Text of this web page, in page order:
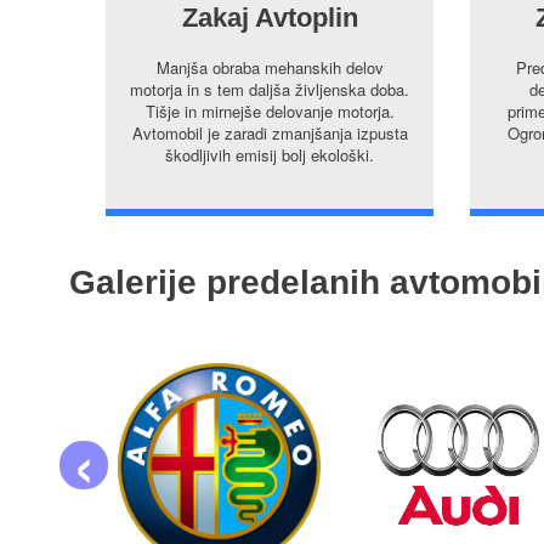
Zakaj Avtoplin
Manjša obraba mehanskih delov
motorja in s tem daljša življenska doba.
Tišje in mirnejše delovanje motorja.
Avtomobil je zaradi zmanjšanja izpusta
škodljivih emisij bolj ekološki.
Galerije predelanih
‹